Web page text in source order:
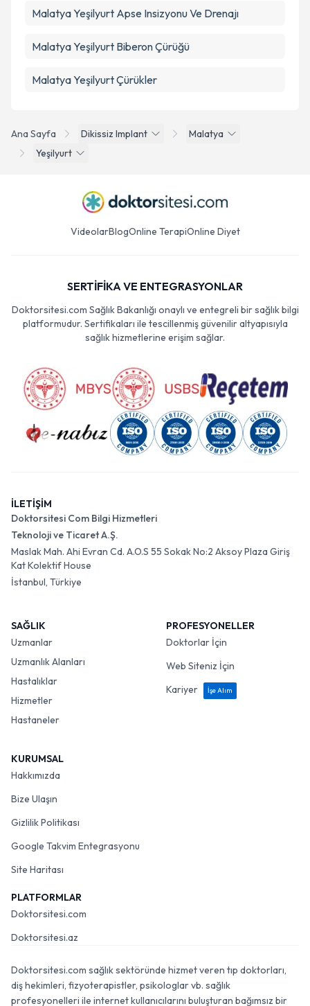
Ana Sayfa Dikissiz Implant
Malatya
Yeşilyurt
Malatya Yeşilyurt Apse Insizyonu Ve Drenajı
Malatya Yeşilyurt Biberon Çürüğü
Malatya Yeşilyurt Çürükler
VideolarBlogOnline TerapiOnline Diyet
SERTİFİKA VE ENTEGRASYONLAR
Doktorsitesi.com Sağlık Bakanlığı onaylı ve entegreli bir sağlık bilgi
platformudur. Sertifikaları ile tescillenmiş güvenilir altyapısıyla
sağlık hizmetlerine erişim sağlar.
İLETİŞİM
Doktorsitesi Com Bilgi Hizmetleri
Teknoloji ve Ticaret A.Ş.
Maslak Mah. Ahi Evran Cd. A.O.S 55 Sokak No:2 Aksoy Plaza Giriş
Kat Kolektif House
İstanbul, Türkiye
SAĞLIK
Uzmanlar
Uzmanlık Alanları
Hastalıklar
Hizmetler
Hastaneler
PROFESYONELLER
Doktorlar İçin
Web Siteniz İçin
Kariyer
İşe Alım
KURUMSAL
Hakkımızda
Bize Ulaşın
Gizlilik Politikası
Google Takvim Entegrasyonu
Site Haritası
PLATFORMLAR
Doktorsitesi.com
Doktorsitesi.az
Doktorsitesi.com sağlık sektöründe hizmet veren tıp doktorları,
diş hekimleri, fizyoterapistler, psikologlar vb. sağlık
profesyonelleri ile internet kullanıcılarını buluşturan bağımsız bir